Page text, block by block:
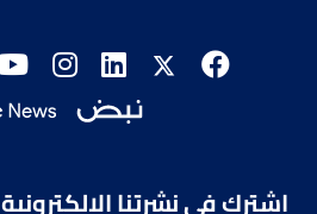
اشترك في نشرتنا الإلكترونية